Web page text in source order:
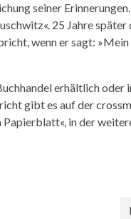
seiner
25 Jahre später
wenn er sagt:
erhältlich oder
gibt es auf der
Papierblatt«, in der